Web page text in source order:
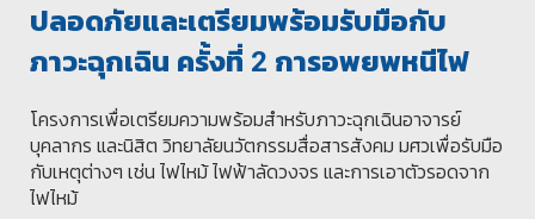
ปลอดภัยและเตรียมพร้อมรับมือกับ
ภาวะฉุกเฉิน ครั้งที่ 2 การอพยพหนีไฟ
โครงการเพื่อเตรียมความพร้อมสำหรับภาวะฉุกเฉินอาจารย์
บุคลากร และนิสิต วิทยาลัยนวัตกรรมสื่อสารสังคม มศวเพื่อรับมือ
กับเหตุต่างๆ เช่น ไฟไหม้ ไฟฟ้าลัดวงจร และการเอาตัวรอดจาก
ไฟไหม้